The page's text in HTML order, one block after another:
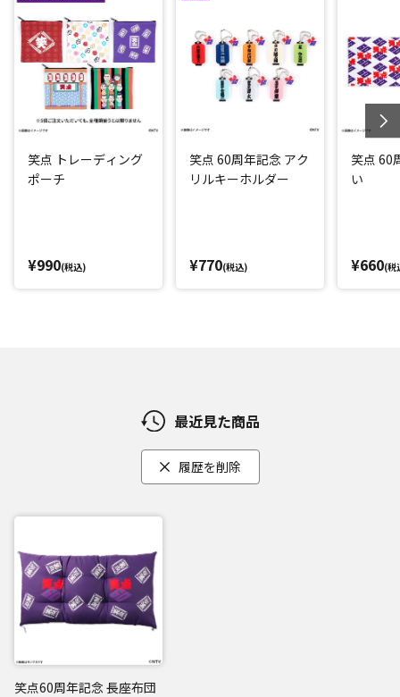
笑点 トレーディング
ポーチ
¥990(税込)
笑点 60周年記念 アク
リルキーホルダー
¥770(税込)
笑点 60
い
¥660(税
最近見た商品
履歴を削除
笑点60周年記念 長座布団